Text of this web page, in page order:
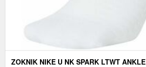
ZOKNIK NIKE U NK SPARK LTWT ANKLE